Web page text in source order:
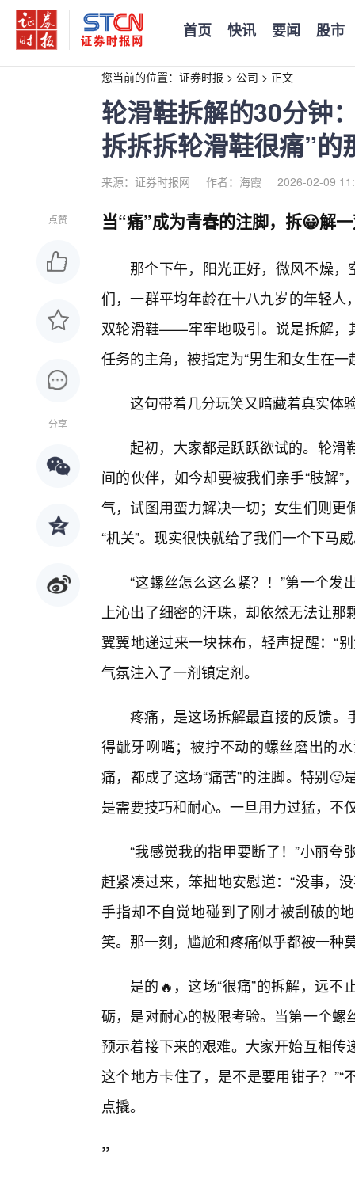
首页 快讯 要闻 股市
您当前的位置： 证券时报 > 公司 > 正文
轮滑鞋拆解的30分钟
拆拆拆轮滑鞋很痛”的
来源：证券时报网 作者：海霞 2026-02-09
点赞
分享
当“痛”成为青春的注脚，拆😀解
那个下午，阳光正好，微风不燥，
们，一群平均年龄在十八九岁的年轻
双轮滑鞋——牢牢地吸引。说是拆解，
任务的主角，被指定为“男生和女生在
这句带着几分玩笑又暗藏着真实体
起初，大家都是跃跃欲试的。轮滑
间的伙伴，如今却要被我们亲手“肢解
气，试图用蛮力解决一切；女生们则
“机关”。现实很快就给了我们一个下马
“这螺丝怎么这么紧？！”第一个
上沁出了细密的汗珠，却依然无法让
翼翼地递过来一块抹布，轻声提醒：“
气氛注入了一剂镇定剂。
疼痛，是这场拆解最直接的反馈
得龇牙咧嘴；被拧不动的螺丝磨出的
痛，都成了这场“痛苦”的注脚。特别
是需要技巧和耐心。一旦用力过猛，不
“我感觉我的指甲要断了！”小丽
赶紧凑过来，笨拙地安慰道：“没事，
手指却不自觉地碰到了刚才被刮破的
笑。那一刻，尴尬和疼痛似乎都被一种
是的🔥，这场“很痛”的拆解，远
砺，是对耐心的极限考验。当第一个
预示着接下来的艰难。大家开始互相传
这个地方卡住了，是不是要用钳子？
点撬。
”